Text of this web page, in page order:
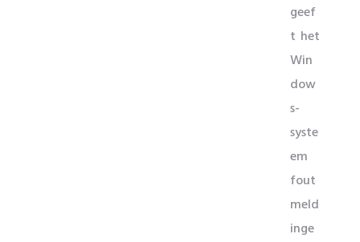
geef
t het
Win
dow
s-
syste
em
fout
meld
inge